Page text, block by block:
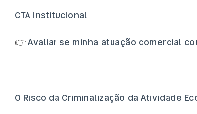
CTA institucional
👉Avaliar se minha atuação comercial
O Risco da Criminalização da Atividade